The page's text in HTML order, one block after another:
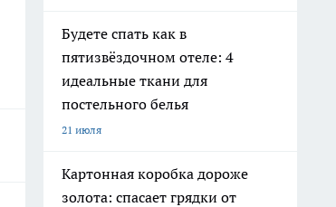
Будете спать как в
пятизвёздочном отеле: 4
идеальные ткани для
постельного белья
21 июля
Картонная коробка дороже
золота: спасает грядки от